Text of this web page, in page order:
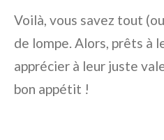
Voilà, vous savez tout
de lompe. Alors, prêts à
apprécier à leur juste
bon appétit !